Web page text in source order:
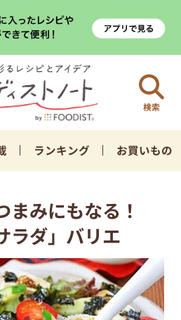
検索
ランキング お買いもの
まみにもなる！
ラダ」バリエ